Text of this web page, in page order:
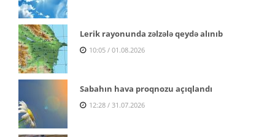
Lerik rayonunda zəlzələ qeydə alınıb
10:05 / 01.08.2026
Sabahın hava proqnozu açıqlandı
12:28 / 31.07.2026